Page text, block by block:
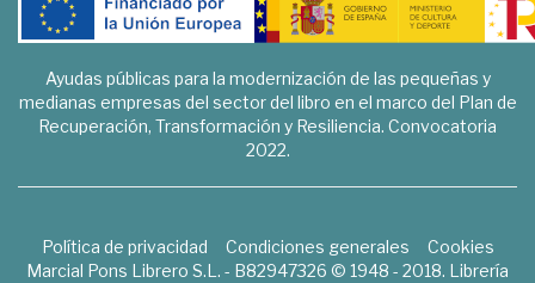
Ayudas públicas para la modernización de las pequeñas y
medianas empresas del sector del libro en el marco del Plan de
Recuperación, Transformación y Resiliencia. Convocatoria
2022.
Política de privacidad Condiciones generales
Cookies
Marcial Pons Librero S.L. - B82947326 © 1948 - 2018. Librería